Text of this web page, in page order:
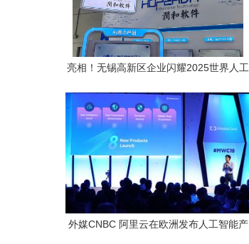
亮相！无锡高新区企业闪耀2025世界人工
当
外媒CNBC 阿里云在欧洲发布人工智能产